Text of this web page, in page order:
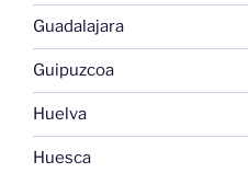
Guadalajara
Guipuzcoa
Huelva
Huesca